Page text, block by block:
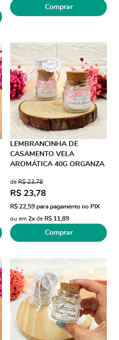
Comprar
LEMBRANCINHA DE
CASAMENTO VELA
AROMÁTICA 40G ORGANZA
de R$ 23,78
R$ 23,78
R$ 22,59 para pagamento no PIX
ou em 2x de R$ 11,89
Comprar